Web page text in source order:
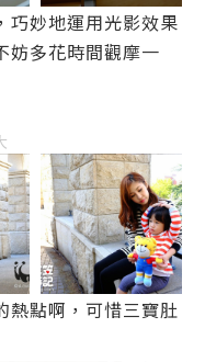
巧妙地運用光影效果
妨多花時間觀摩一
熱點啊，可惜三寶肚